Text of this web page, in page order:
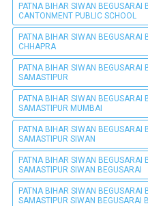
PATNA BIHAR SIWAN BEGUSARAI
CANTONMENT PUBLIC SCHOOL
PATNA BIHAR SIWAN BEGUSARAI
CHHAPRA
PATNA BIHAR SIWAN BEGUSARAI
SAMASTIPUR
PATNA BIHAR SIWAN BEGUSARAI
SAMASTIPUR MUMBAI
PATNA BIHAR SIWAN BEGUSARAI
SAMASTIPUR SIWAN
PATNA BIHAR SIWAN BEGUSARAI
SAMASTIPUR SIWAN BEGUSARAI
PATNA BIHAR SIWAN BEGUSARAI
SAMASTIPUR SIWAN BEGUSARAI